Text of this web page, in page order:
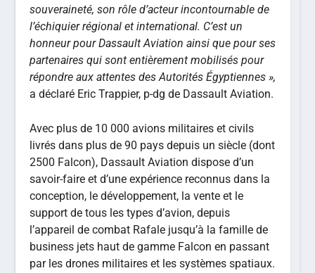
souveraineté, son rôle d’acteur incontournable de
l’échiquier régional et international. C’est un
honneur pour Dassault Aviation ainsi que pour ses
partenaires qui sont entièrement mobilisés pour
répondre aux attentes des Autorités Égyptiennes »,
a déclaré Eric Trappier, p-dg de Dassault Aviation.
Avec plus de 10 000 avions militaires et civils
livrés dans plus de 90 pays depuis un siècle (dont
2500 Falcon), Dassault Aviation dispose d’un
savoir-faire et d’une expérience reconnus dans la
conception, le développement, la vente et le
support de tous les types d’avion, depuis
l’appareil de combat Rafale jusqu’à la famille de
business jets haut de gamme Falcon en passant
par les drones militaires et les systèmes spatiaux.